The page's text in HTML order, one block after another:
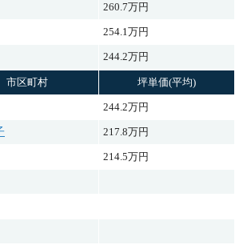
260.7万円
254.1万円
244.2万円
市区町村 坪単価(平均)
244.2万円
217.8万円
214.5万円